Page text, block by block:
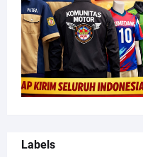
Labels